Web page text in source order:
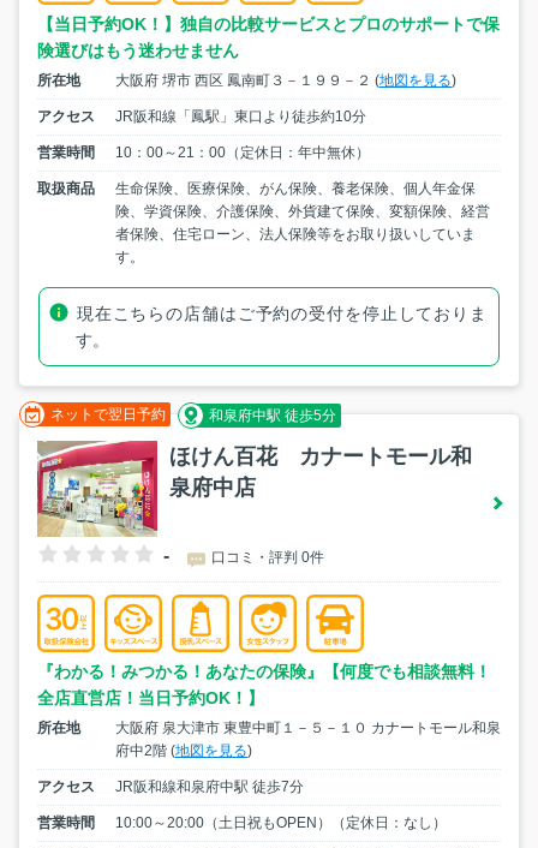
【当日予約OK！】独自の比較サービスとプロのサポートで保
険選びはもう迷わせません
所在地 大阪府 堺市 西区 鳳南町３－１９９－２ (地図を見る)
アクセス JR阪和線「鳳駅」東口より徒歩約10分
営業時間 10：00～21：00（定休日：年中無休）
取扱商品
生命保険、医療保険、がん保険、養老保険、個人年金保
険、学資保険、介護保険、外貨建て保険、変額保険、経営
者保険、住宅ローン、法人保険等をお取り扱いしていま
す。
現在こちらの店舗はご予約の受付を停止しておりま
す。
ネットで翌日予約 和泉府中駅 徒歩5分
ほけん百花 カナートモール和
泉府中店
- 口コミ・評判 0件
『わかる！みつかる！あなたの保険』【何度でも相談無料！
全店直営店！当日予約OK！】
所在地
大阪府 泉大津市 東豊中町１－５－１０ カナートモール和泉
府中2階 (地図を見る)
アクセス JR阪和線和泉府中駅 徒歩7分
営業時間 10:00～20:00（土日祝もOPEN）（定休日：なし）